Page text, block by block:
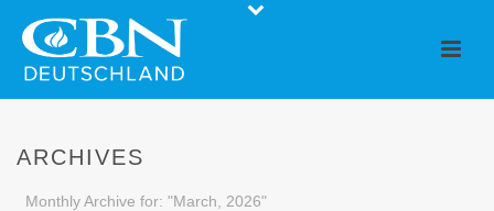
ARCHIVES
Monthly Archive for: "March, 2026"